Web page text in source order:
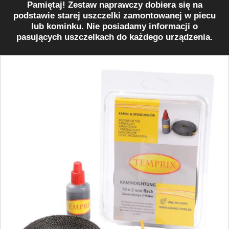
Pamiętaj! Zestaw naprawczy dobiera się na
podstawie starej uszczelki zamontowanej w piecu
lub kominku. Nie posiadamy informacji o
pasujących uszczelkach do każdego urządzenia.